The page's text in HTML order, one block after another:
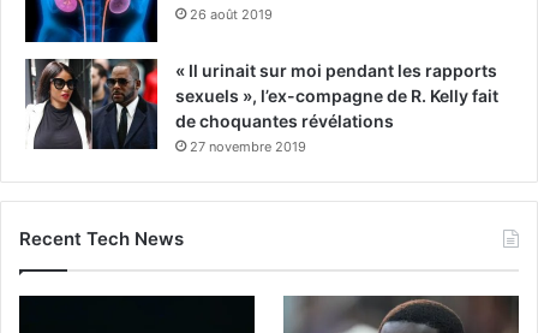
26 août 2019
« Il urinait sur moi pendant les rapports
sexuels », l’ex-compagne de R. Kelly fait
de choquantes révélations
27 novembre 2019
Recent Tech News